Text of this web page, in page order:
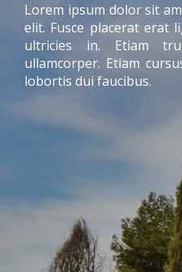
Lorem ipsum dolor sit
elit. Fusce placerat erat
ultricies in. Etiam
ullamcorper. Etiam
lobortis dui faucibus.